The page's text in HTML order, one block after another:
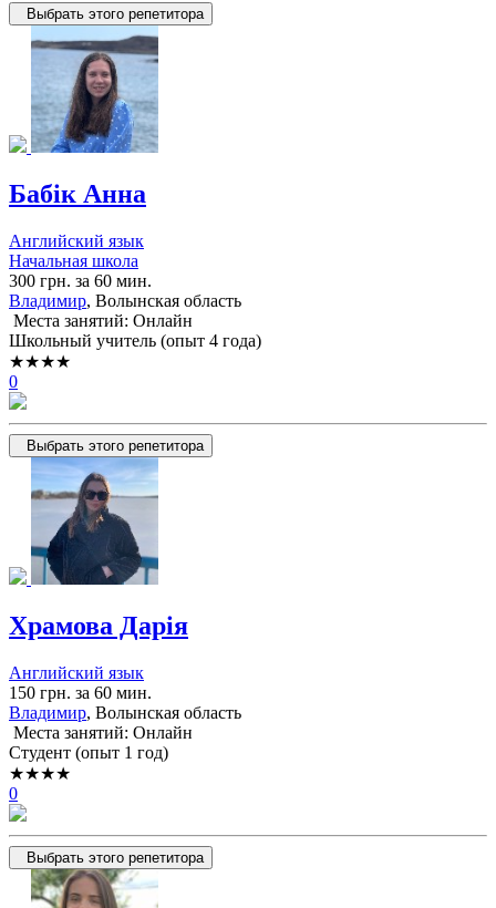
Выбрать этого репетитора
Бабік Анна
Английский язык
Начальная школа
300 грн. за 60 мин.
Владимир, Волынская область
Места занятий: Онлайн
Школьный учитель (опыт 4 года)
★★★★
0
Выбрать этого репетитора
Храмова Дарія
Английский язык
150 грн. за 60 мин.
Владимир, Волынская область
Места занятий: Онлайн
Cтудент (опыт 1 год)
★★★★
0
Выбрать этого репетитора